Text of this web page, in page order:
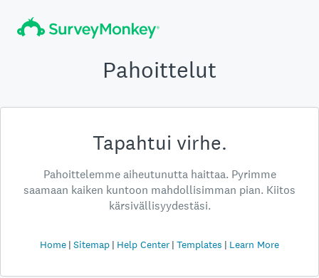
Pahoittelut
Tapahtui virhe.
Pahoittelemme aiheutunutta haittaa. Pyrimme
saamaan kaiken kuntoon mahdollisimman pian. Kiitos
kärsivällisyydestäsi.
Home Sitemap Help Center Templates Learn More